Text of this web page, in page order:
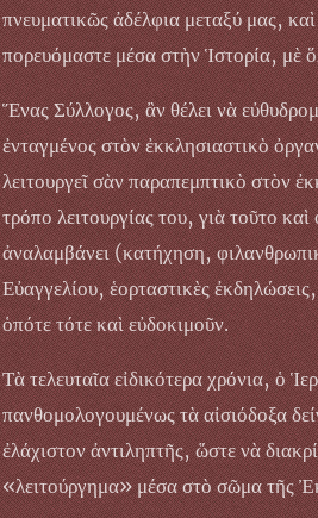
πνευματικῶς ἀδέλφια μεταξύ μας,
πορευόμαστε μέσα στὴν Ἱστορία, μὲ
Ἕνας Σύλλογος, ἂν θέλει νὰ
ἐνταγμένος στὸν ἐκκλησιαστικὸ
λειτουργεῖ σὰν παραπεμπτικὸ στὸν
τρόπο λειτουργίας του, γιὰ τοῦτο
ἀναλαμβάνει (κατήχηση,
Εὐαγγελίου, ἑορταστικὲς
ὁπότε τότε καὶ εὐδοκιμοῦν.
Τὰ τελευταῖα εἰδικότερα χρόνια, ὁ
πανθομολογουμένως τὰ αἰσιόδοξα
ἐλάχιστον ἀντιληπτῆς, ὥστε νὰ
«λειτούργημα» μέσα στὸ σῶμα τῆς